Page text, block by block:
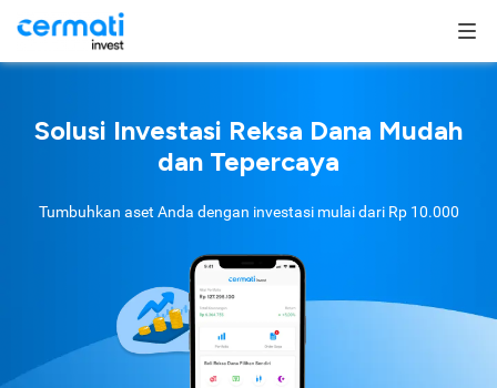
Solusi Investasi Reksa Dana Mudah
dan Tepercaya
Tumbuhkan aset Anda dengan investasi mulai dari Rp 10.000